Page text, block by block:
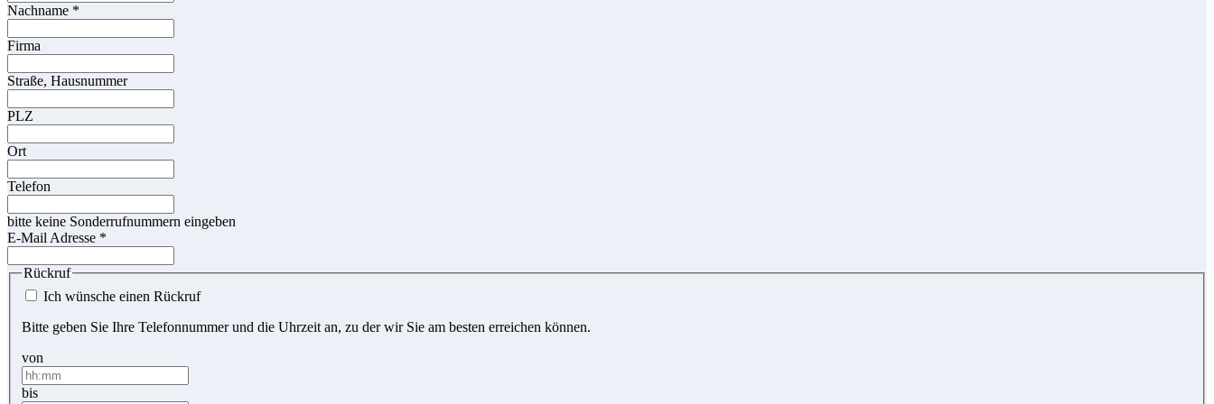
Nachname *
Firma
Straße, Hausnummer
PLZ
Ort
Telefon
bitte keine Sonderrufnummern eingeben
E-Mail Adresse *
Rückruf
Ich wünsche einen Rückruf
Bitte geben Sie Ihre Telefonnummer und die Uhrzeit an, zu der wir Sie am besten erreichen können.
von
bis